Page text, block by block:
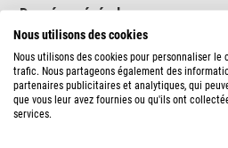
Données générales
Diamètre (mm)
Assorti à la série
RedLine Stereo
Nous utilisons des cookies
Nous utilisons des cookies pour personnaliser
trafic. Nous partageons également des
partenaires publicitaires et analytiques, qui
que vous leur avez fournies ou qu'ils ont
services.